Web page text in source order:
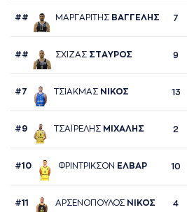
## ΜAΡΓAΡΙΤΗΣ ΒAΓΓΕΛΗΣ 7
## ΣΧΙΖAΣ ΣΤAΥΡΟΣ 9
#7 ΤΣΙAΚΜAΣ ΝΙΚΟΣ 13
#9 ΤΣAΪΡΕΛΗΣ ΜΙΧAΛΗΣ 2
#10 ΦΡΙΝΤΡΙΚΣΟΝ ΕΛΒAΡ 10
#11 AΡΣΕΝΟΠΟΥΛΟΣ ΝΙΚΟΣ 4